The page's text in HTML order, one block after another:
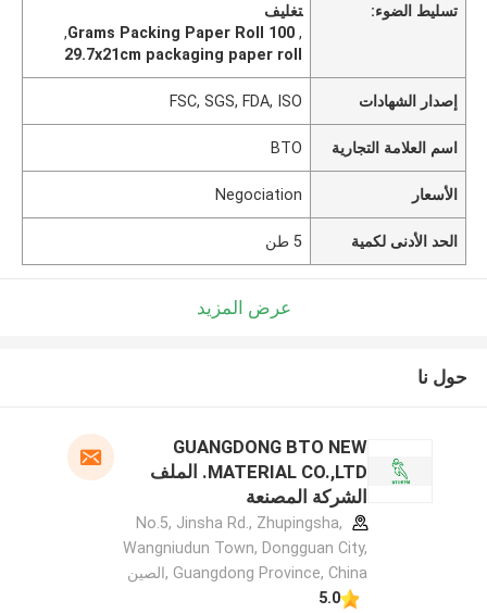
تسليط الضوء:
تغليف
,
100 Grams Packing Paper Roll
,
29.7x21cm packaging paper roll
إصدار الشهادات FSC, SGS, FDA, ISO
اسم العلامة التجارية BTO
الأسعار Negociation
الحد الأدنى لكمية 5 طن
عرض المزيد
حول نا
GUANGDONG BTO NEW
MATERIAL CO.,LTD. الملف
الشركة المصنعة
No.5, Jinsha Rd., Zhupingsha,
Wangniudun Town, Dongguan City,
Guangdong Province, China ,الصين
5.0